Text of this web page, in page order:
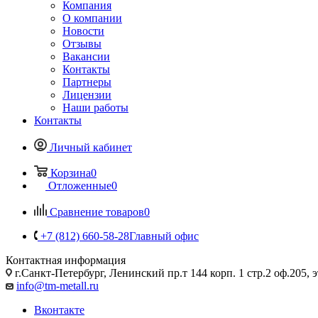
Компания
О компании
Новости
Отзывы
Вакансии
Контакты
Партнеры
Лицензии
Наши работы
Контакты
Личный кабинет
Корзина0
Отложенные0
Сравнение товаров0
+7 (812) 660-58-28Главный офис
Контактная информация
г.Санкт-Петербург, Ленинский пр.т 144 корп. 1 стр.2 оф.205,
info@tm-metall.ru
Вконтакте